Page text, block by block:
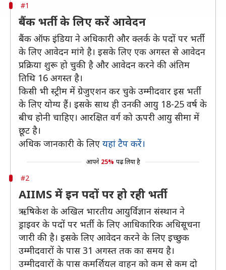
#1
बैंक भर्ती के लिए करें आवेदन
बैंक ऑफ इंडिया ने अधिकारी और क्लर्क के पदों पर भर्ती
के लिए आवेदन मांगे है। इसके लिए एक अगस्त से आवेदन
प्रक्रिया शुरू हो चुकी है और आवेदन करने की अंतिम
तिथि 16 अगस्त है।
किसी भी स्ट्रीम में ग्रेजुएशन कर चुके उम्मीदवार इस भर्ती
के लिए योग्य हैं। इसके साथ ही उनकी आयु 18-25 वर्ष के
बीच होनी चाहिए। आरक्षित वर्ग को ऊपरी आयु सीमा में
छूट है।
अधिक जानकारी के लिए यहां टैप करें।
आपने 25% पढ़ लिया है
#2
AIIMS में इन पदों पर हो रही भर्ती
ऋषिकेश के अखिल भारतीय आयुर्विज्ञान संस्थान ने
ड्राइवर के पदों पर भर्ती के लिए आधिकारिक अधिसूचना
जारी की है। इसके लिए आवेदन करने के लिए इच्छुक
उम्मीदवारों के पास 31 अगस्त तक का समय है।
उम्मीदवारों के पास कमर्शियल वाहन को कम से कम दो